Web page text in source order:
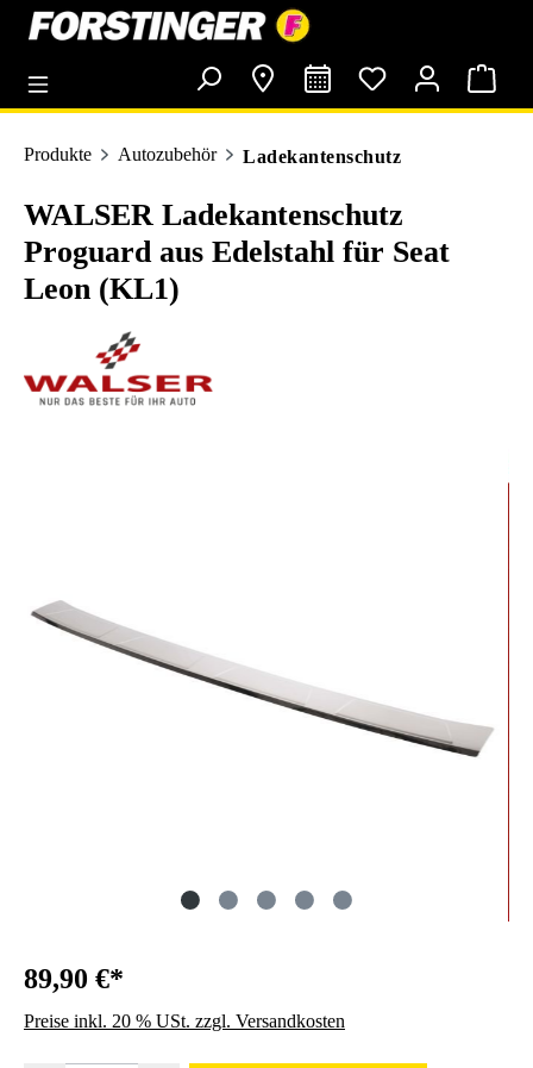
springen
Produkte Autozubehör Ladekantenschutz
WALSER Ladekantenschutz
Proguard aus Edelstahl für Seat
Leon (KL1)
89,90 €*
Preise inkl. 20 % USt. zzgl. Versandkosten